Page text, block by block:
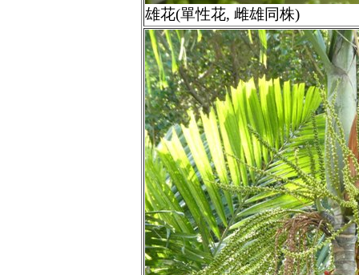
雄花(單性花, 雌雄同株)